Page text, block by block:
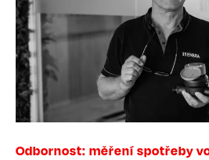
Odbornost: měření spotřeby